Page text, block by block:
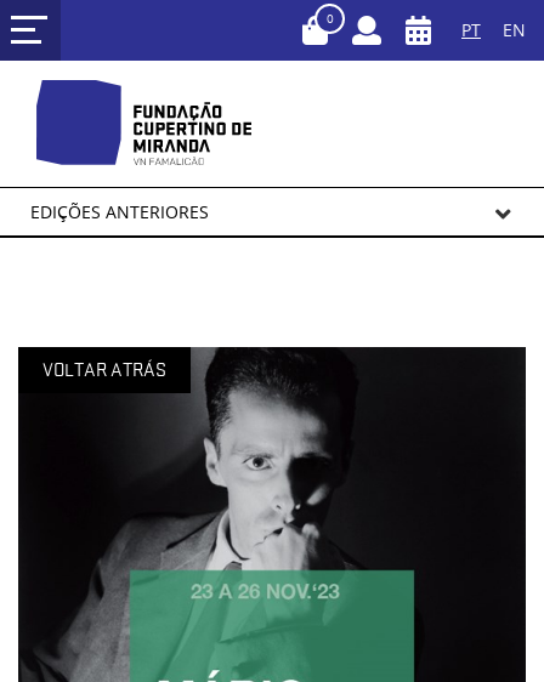
PT EN
0
EDIÇÕES ANTERIORES
VOLTAR ATRÁS